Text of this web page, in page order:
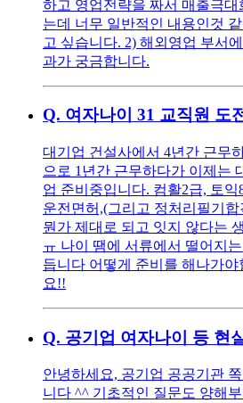
하고 영업전략을 짜서 매출극
는데 너무 일반적인 내용인것
고 싶습니다. 2) 해외영업 부서
과가 궁금합니다.
Q. 여자나이 31 교직원 도
대기업 건설사에서 4년간 근무
으로 1년간 근무하다가 이제는
업 준비중입니다. 컴활2급, 토익
운전면허,(그리고 정처리필기
뭔가 제대로 되고 잇지 않다는
ㅠ 나이 땜에 서류에서 떨어지
듭니다 어떻게 준비를 해나가야
요!!
Q. 공기업 여자나이 등 현
안녕하세요, 공기업 공공기관
니다 ^^ 기초적인 질문도 양해